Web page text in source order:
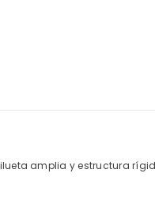
amplia y estructura